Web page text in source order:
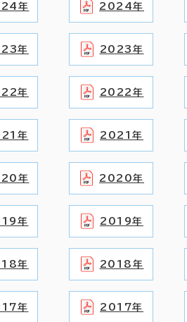
年
年
年
年
年
年
年
年
2024年
2023年
2022年
2021年
2020年
2019年
2018年
2017年